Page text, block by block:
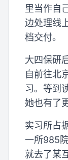
里当作自
边处理线
档交付。
大四保研
自前往北
习。等到
她也有了
实习所占
一所985
就去了某